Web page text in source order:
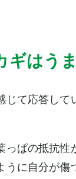
はう
て応答して
ぱの抵抗性
に自分が傷